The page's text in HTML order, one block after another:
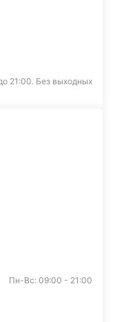
21:00. Без выходных
Пн-Вс: 09:00 - 21:00